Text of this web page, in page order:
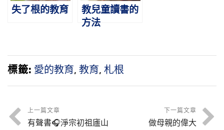
失了根的教育
教兒童讀書的
方法
標籤: 愛的教育, 教育, 札根
上一篇文章
有聲書🎧淨宗初祖廬山
下一篇文章
做母親的偉大